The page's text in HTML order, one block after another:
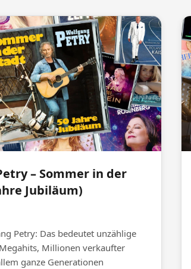
– Sommer in der
Jubiläum)
Petry: Das bedeutet unzählige
Millionen verkaufter
ganze Generationen